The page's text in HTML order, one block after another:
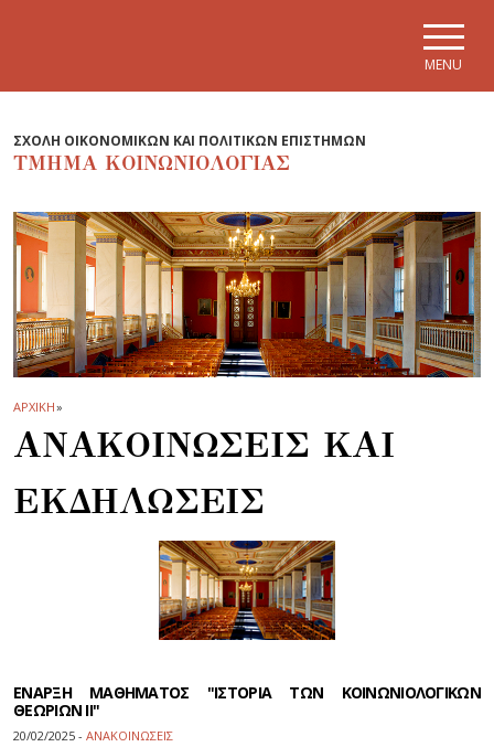
MENU
ΣΧΟΛΗ ΟΙΚΟΝΟΜΙΚΩΝ ΚΑΙ ΠΟΛΙΤΙΚΩΝ ΕΠΙΣΤΗΜΩΝ
ΤΜΗΜΑ ΚΟΙΝΩΝΙΟΛΟΓΙΑΣ
ΑΡΧΙΚΗ»
ΑΝΑΚΟΙΝΩΣΕΙΣ ΚΑΙ
ΕΚΔΗΛΩΣΕΙΣ
ΕΝΑΡΞΗ ΜΑΘΗΜΑΤΟΣ "ΙΣΤΟΡΙΑ ΤΩΝ ΚΟΙΝΩΝΙΟΛΟΓΙΚΩΝ
ΘΕΩΡΙΩΝ ΙΙ"
20/02/2025 - ΑΝΑΚΟΙΝΩΣΕΙΣ